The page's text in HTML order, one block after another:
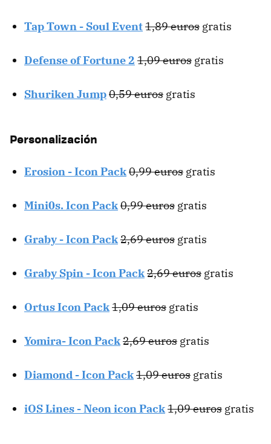
Tap Town - Soul Event1,89 euros gratis
Defense of Fortune 2 1,09 euros gratis
Shuriken Jump0,59 euros gratis
Personalización
Erosion - Icon Pack0,99 euros gratis
Mini0s. Icon Pack0,99 euros gratis
Graby - Icon Pack2,69 euros gratis
Graby Spin - Icon Pack2,69 euros gratis
Ortus Icon Pack1,09 euros gratis
Yomira- Icon Pack2,69 euros gratis
Diamond - Icon Pack1,09 euros gratis
iOS Lines - Neon icon Pack1,09 euros gratis